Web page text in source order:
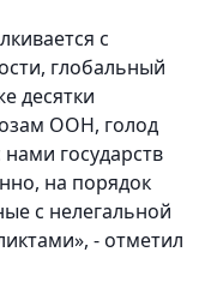
с
глобальный
десятки
ООН, голод
государств
на порядок
с нелегальной
- отметил